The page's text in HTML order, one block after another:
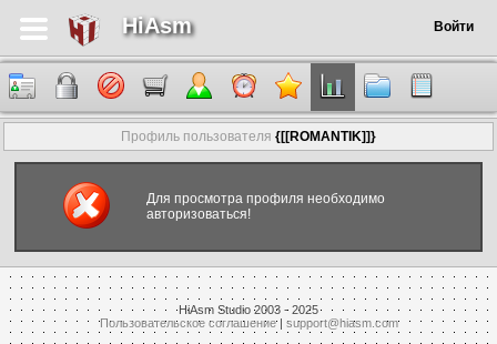
HiAsm Войти
Профиль пользователя {[[ROMANTIK]]}
Для просмотра профиля необходимо
авторизоваться!
HiAsm Studio 2003 - 2025
Пользовательское соглашение| support@hiasm.com